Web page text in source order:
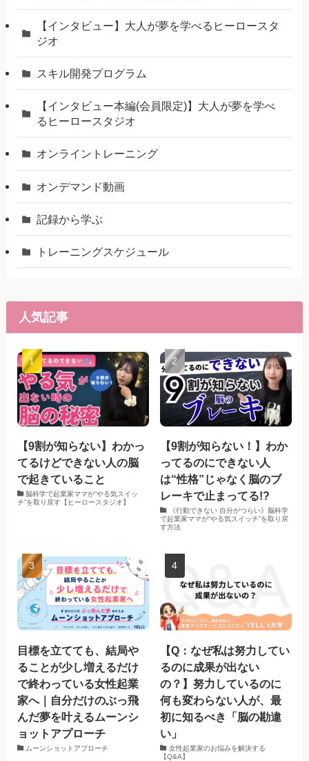
【インタビュー】大人が夢を学べるヒーロースタ
ジオ
スキル開発プログラム
【インタビュー本編(会員限定)】大人が夢を学べ
るヒーロースタジオ
オンライントレーニング
オンデマンド動画
記録から学ぶ
トレーニングスケジュール
人気記事
【9割が知らない】わかっ
てるけどできない人の脳
で起きていること
脳科学で起業家ママが“やる気スイッ
チ”を取り戻す【ヒーロースタジオ】
【9割が知らない！】わか
ってるのにできない人
は“性格”じゃなく脳のブ
レーキで止まってる!?
《行動できない 自分がつらい》脳科学
で起業家ママが“やる気スイッチ”を取り戻
す方法
目標を立てても、結局や
ることが少し増えるだけ
で終わっている女性起業
家へ｜自分だけのぶっ飛
んだ夢を叶えるムーンシ
ョットアプローチ
ムーンショットアプローチ
【Q：なぜ私は努力してい
るのに成果が出ない
の？】努力しているのに
何も変わらない人が、最
初に知るべき「脳の勘違
い」
女性起業家のお悩みを解決する
【Q&A】